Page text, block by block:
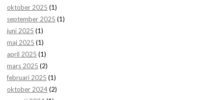
oktober 2025 (1)
september 2025 (1)
juni 2025 (1)
maj 2025 (1)
april 2025 (1)
mars 2025 (2)
februari 2025 (1)
oktober 2024(2)